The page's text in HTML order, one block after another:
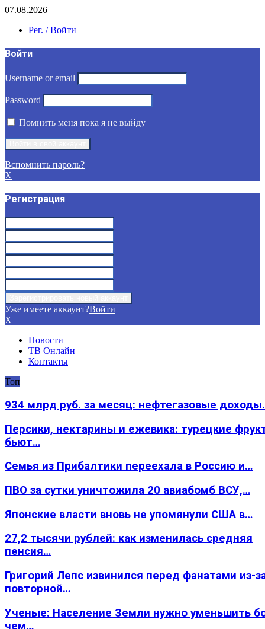
07.08.2026
Рег. / Войти
Войти
Username or email
Password
Помнить меня пока я не выйду
Вспомнить пароль?
X
Регистрация
Уже имеете аккаунт?Войти
X
Новости
ТВ Онлайн
Контакты
Топ
934 млрд руб. за месяц: нефтегазовые
Персики, нектарины и ежевика: турецкие
бьют…
Семья из Прибалтики переехала в Россию и…
ПВО за сутки уничтожила 20 авиабомб ВСУ,…
Японские власти вновь не упомянули США в…
27,2 тысячи рублей: как изменилась средняя
пенсия…
Григорий Лепс извинился перед фанатами из-
повторной…
Ученые: Население Земли нужно уменьшить
чем…